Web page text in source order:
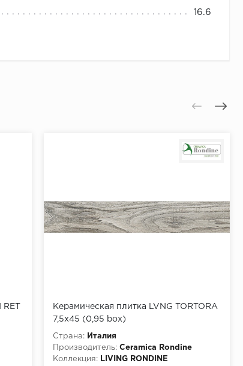
16.6
Керамическая плитка LVNG TORTORA
7,5x45 (0,95 box)
Страна:
Италия
Производитель: Ceramica Rondine
Коллекция:
LIVING RONDINE